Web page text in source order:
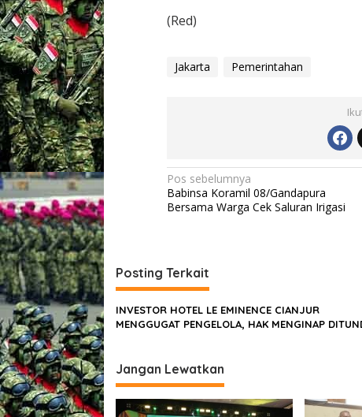
(Red)
Jakarta Pemerintahan
N
a
g
a
s
i
p
o
s
Pos sebelumnya
Babinsa Koramil 08/Gandapura
Bersama Warga Cek Saluran Irigasi
Posting Terkait
INVESTOR HOTEL LE EMINENCE CIANJUR
MENGGUGAT PENGELOLA, HAK MENGINAP
Jangan Lewatkan